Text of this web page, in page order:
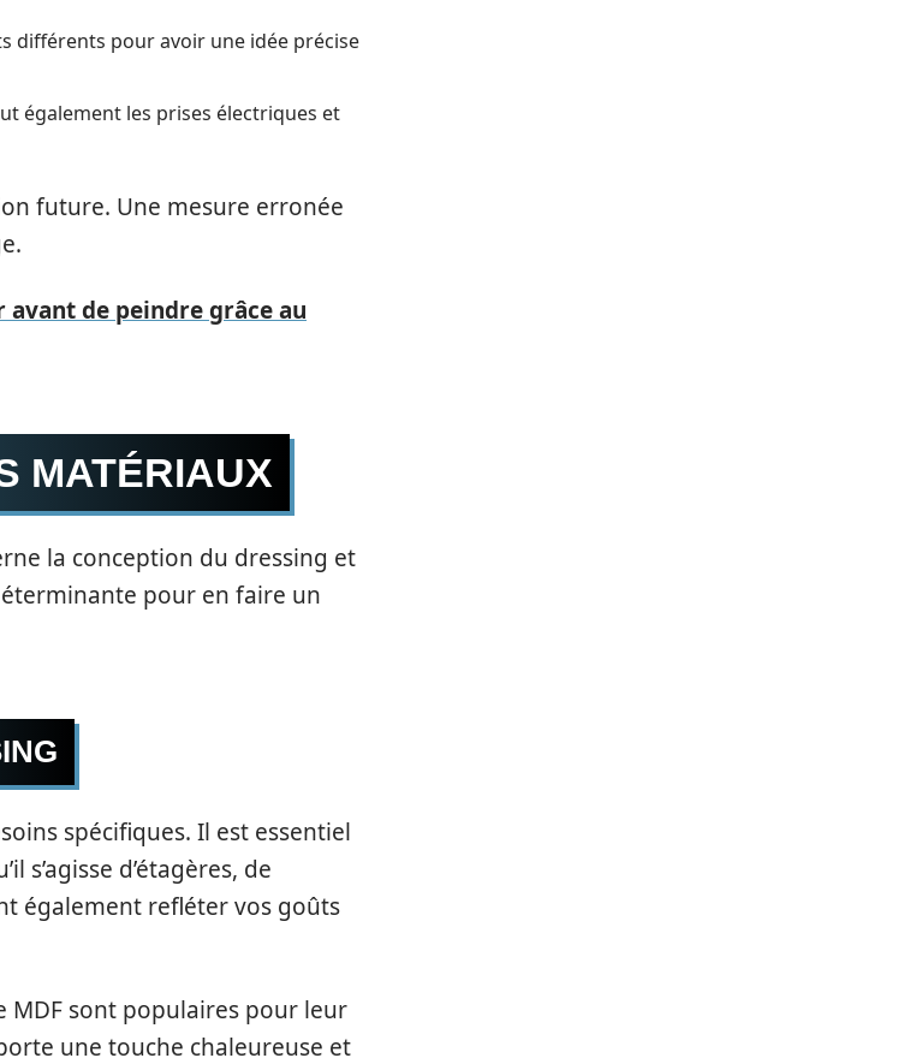
différents pour avoir une idée précise
également les prises électriques et
future. Une mesure erronée
de peindre grâce au
MATÉRIAUX
la conception du dressing et
pour en faire un
spécifiques. Il est essentiel
s’agisse d’étagères, de
également refléter vos goûts
MDF sont populaires pour leur
une touche chaleureuse et